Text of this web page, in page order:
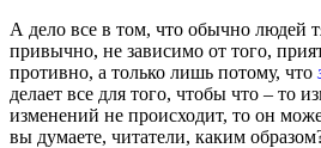
А дело все в том, что обычно людей
привычно, не зависимо от того,
противно, а только лишь потому, что
делает все для того, чтобы что – то
изменений не происходит, то он
вы думаете, читатели, каким